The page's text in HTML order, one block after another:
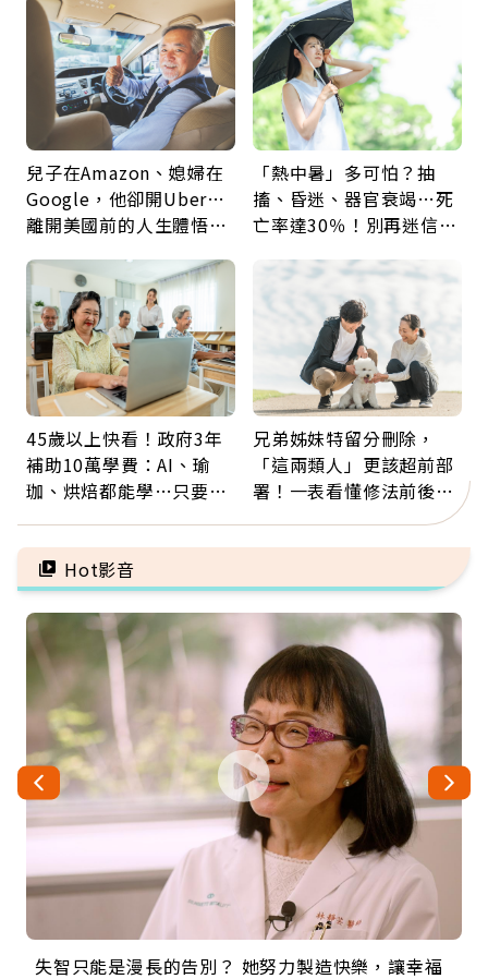
兒子在Amazon、媳婦在
Google，他卻開Uber…
離開美國前的人生體悟：
「熱中暑」多可怕？抽
搐、昏迷、器官衰竭…死
亡率達30％！別再迷信
5招才能真救命
45歲以上快看！政府3年
補助10萬學費：AI、瑜
珈、烘焙都能學…只要願
兄弟姊妹特留分刪除，
「這兩類人」更該超前部
署！一表看懂修法前後差
異：沒留遺囑手足反而分
更多
Hot影音
失智只能是漫長的告別？ 她努力製造快樂，讓幸福
來自剛果的巧克力神父 為台灣奉獻36年 「台灣是我
63歲卸矽谷副總、搬回台灣找快樂！「蛋黃哥小
104歲打破金氏世界紀錄 成為全球最年長羽球選
事業巔峰他選擇追夢…黑手阿伯拉小提琴還登上小